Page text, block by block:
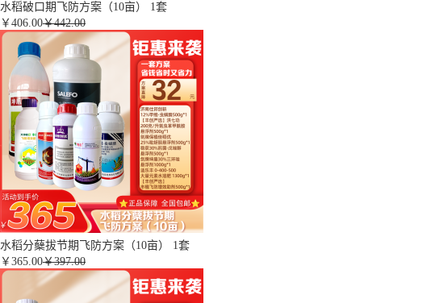
水稻破口期飞防方案（10亩） 1套
￥ 406.00￥442.00
水稻分蘖拔节期飞防方案（10亩） 1套
￥ 365.00￥397.00